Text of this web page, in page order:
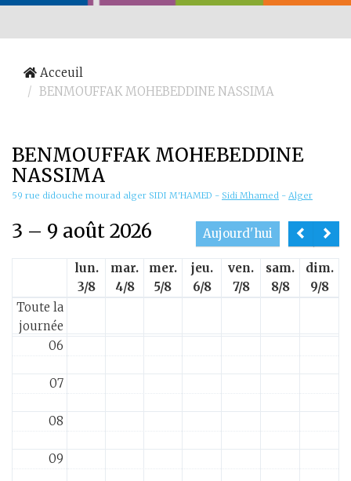
Acceuil
BENMOUFFAK MOHEBEDDINE NASSIMA
BENMOUFFAK MOHEBEDDINE
NASSIMA
59 rue didouche mourad alger SIDI M'HAMED - Sidi Mhamed - Alger
3 – 9 août 2026 Aujourd'hui
lun.
3/8
mar.
4/8
mer.
5/8
jeu.
6/8
ven.
7/8
sam.
8/8
dim.
9/8
Toute la
journée
01
02
03
05
06
07
08
09